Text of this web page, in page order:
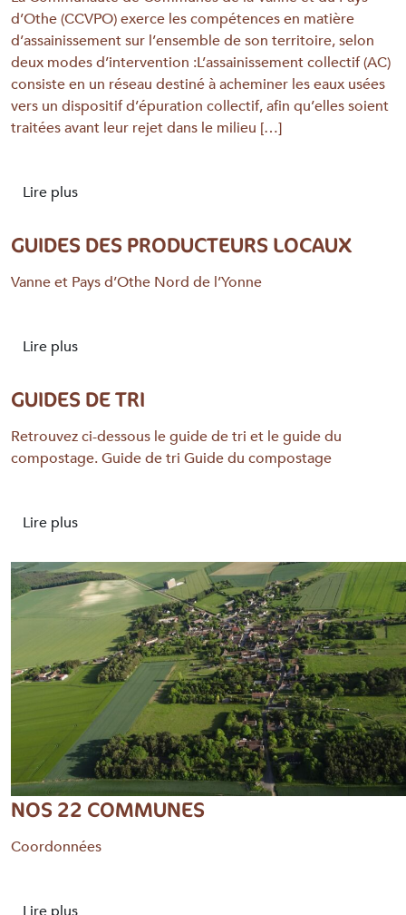
d’Othe (CCVPO) exerce les compétences en matière
d’assainissement sur l’ensemble de son territoire, selon
deux modes d’intervention :L’assainissement collectif (AC)
consiste en un réseau destiné à acheminer les eaux usées
vers un dispositif d’épuration collectif, afin qu’elles soient
traitées avant leur rejet dans le milieu […]
Lire plus
GUIDES DES PRODUCTEURS LOCAUX
Vanne et Pays d’Othe Nord de l’Yonne
Lire plus
GUIDES DE TRI
Retrouvez ci-dessous le guide de tri et le guide du
compostage. Guide de tri Guide du compostage
Lire plus
NOS 22 COMMUNES
Coordonnées